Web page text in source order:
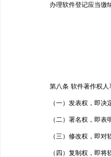
办理软件登记应当缴
第八条 软件著作权人
（一）发表权，即决
（二）署名权，即表
（三）修改权，即
（四）复制权，即将